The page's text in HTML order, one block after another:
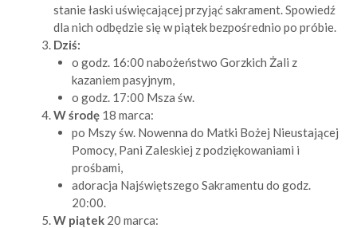
stanie łaski uświęcającej przyjąć sakrament. Spowiedź
dla nich odbędzie się w piątek bezpośrednio po próbie.
Dziś:
o godz. 16:00 nabożeństwo Gorzkich Żali z
kazaniem pasyjnym,
o godz. 17:00 Msza św.
W środę 18 marca:
po Mszy św. Nowenna do Matki Bożej Nieustającej
Pomocy, Pani Zaleskiej z podziękowaniami i
prośbami,
adoracja Najświętszego Sakramentu do godz.
20:00.
W piątek 20 marca: